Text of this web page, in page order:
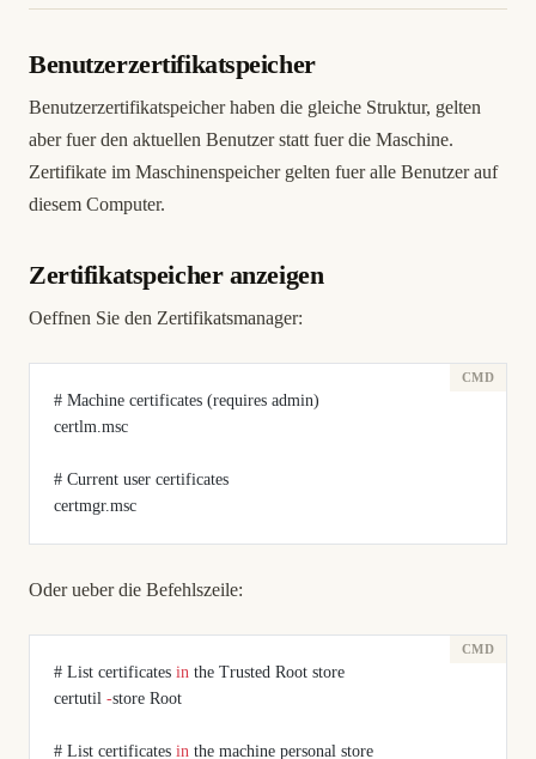
Benutzerzertifikatspeicher
Benutzerzertifikatspeicher haben die gleiche Struktur, gelten
aber fuer den aktuellen Benutzer statt fuer die Maschine.
Zertifikate im Maschinenspeicher gelten fuer alle Benutzer auf
diesem Computer.
Zertifikatspeicher anzeigen
Oeffnen Sie den Zertifikatsmanager:
# Machine certificates (requires admin)
certlm.msc
# Current user certificates
certmgr.msc
Oder ueber die Befehlszeile:
# List certificates in the Trusted Root store
certutil -store Root
# List certificates in the machine personal store